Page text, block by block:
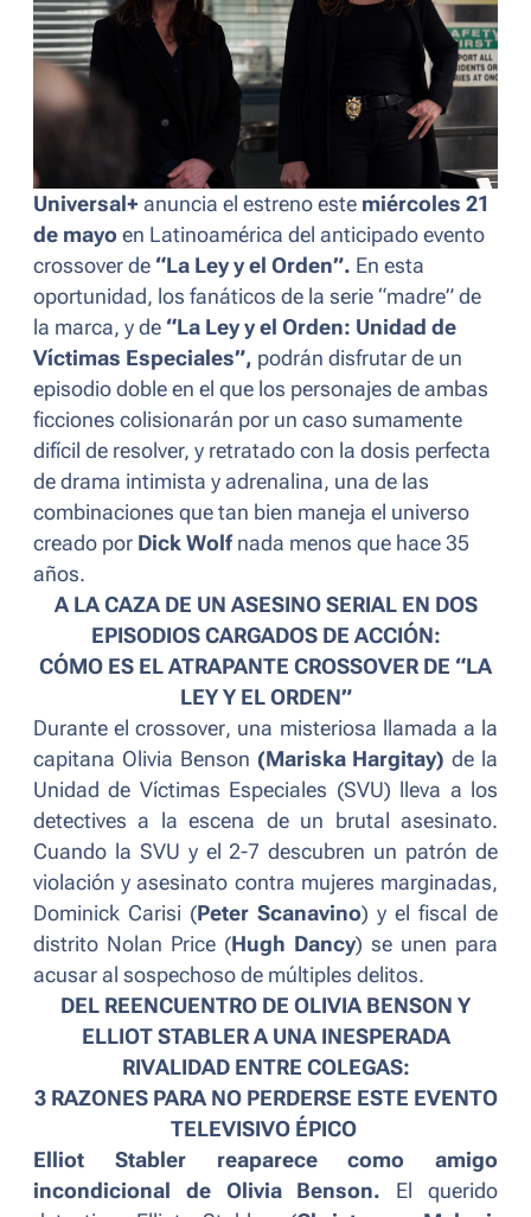
Universal+ anuncia el estreno este miércoles 21
de mayo en Latinoamérica del anticipado evento
crossover de “La Ley y el Orden”. En esta
oportunidad, los fanáticos de la serie “madre” de
la marca, y de “La Ley y el Orden: Unidad de
Víctimas Especiales”, podrán disfrutar de un
episodio doble en el que los personajes de ambas
ficciones colisionarán por un caso sumamente
difícil de resolver, y retratado con la dosis perfecta
de drama intimista y adrenalina, una de las
combinaciones que tan bien maneja el universo
creado por Dick Wolfnada menos que hace 35
años.
A LA CAZA DE UN ASESINO SERIAL EN DOS
EPISODIOS CARGADOS DE ACCIÓN:
CÓMO ES EL ATRAPANTE CROSSOVER DE “LA
LEY Y EL ORDEN”
Durante elcrossover, una misteriosa llamada a la
capitana Olivia Benson (Mariska Hargitay) de la
Unidad de Víctimas Especiales (SVU) lleva a los
detectives a la escena de un brutal asesinato.
Cuando la SVU y el 2-7 descubren un patrón de
violación y asesinato contra mujeres marginadas,
Dominick Carisi (Peter Scanavino) y el fiscal de
distrito Nolan Price (Hugh Dancy) se unen para
acusar al sospechoso de múltiples delitos.
DEL REENCUENTRO DE OLIVIA BENSON Y
ELLIOT STABLER A UNA INESPERADA
RIVALIDAD ENTRE COLEGAS:
3 RAZONES PARA NO PERDERSE ESTE EVENTO
TELEVISIVO ÉPICO
Elliot Stabler reaparece como amigo
incondicional de Olivia Benson. El querido